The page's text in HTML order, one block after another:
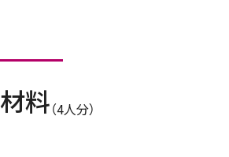
材料 （4人分）